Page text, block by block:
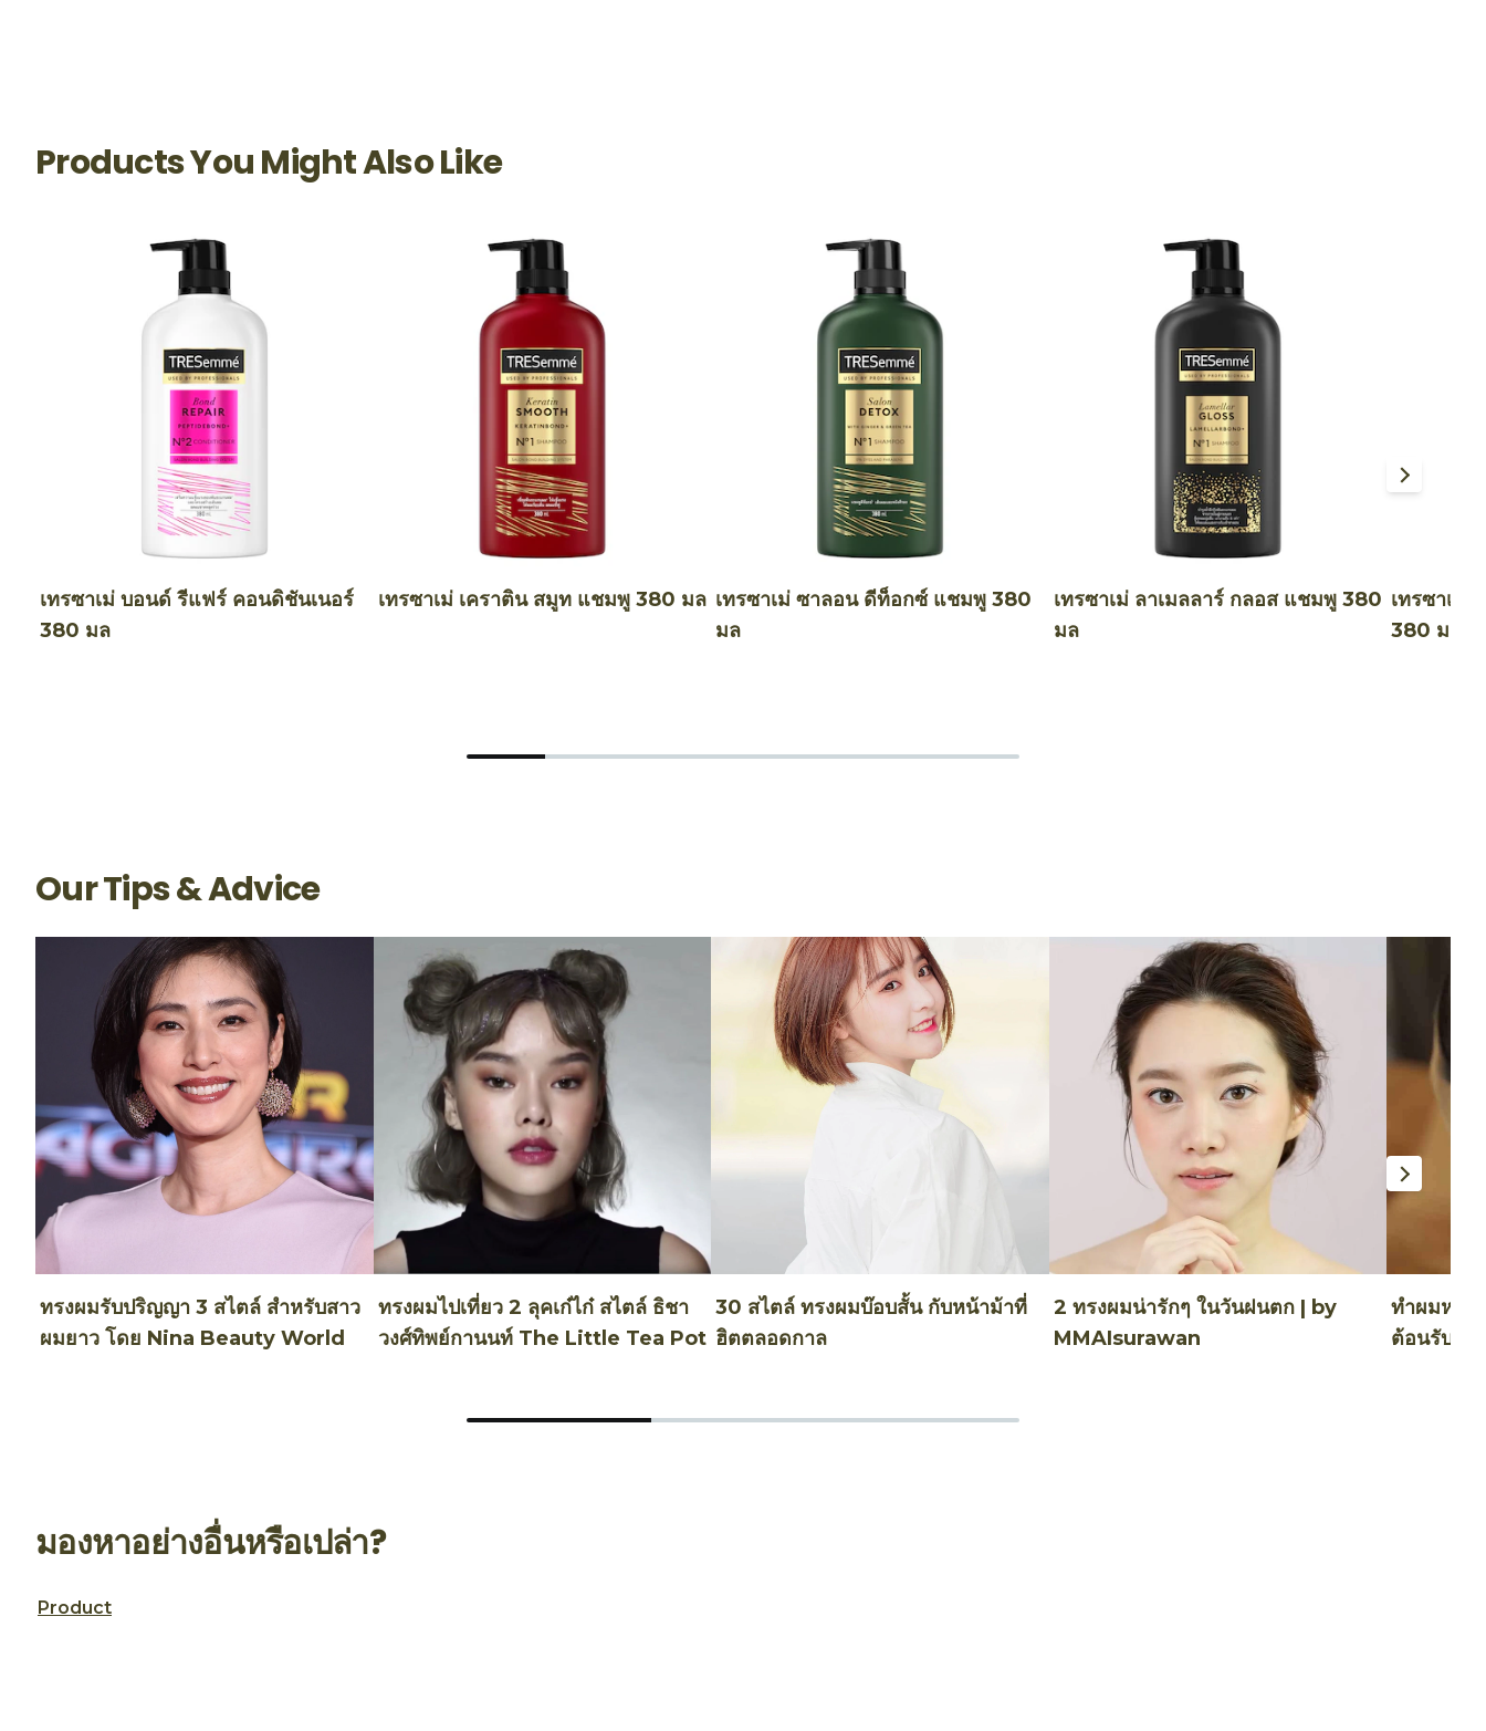
Products You Might Also Like
เทรซาเม่ บอนด์ รีแฟร์ คอนดิชันเนอร์
380 มล
เทรซาเม่ เคราติน สมูท แชมพู 380 มล เทรซาเม่ ซาลอน ดีท็อกซ์ แชมพู 380
มล
เทรซาเม่ ลาเมลลาร์ กลอส แชมพู 380
มล
เทรซาเม่
380 มล
Our Tips & Advice
ทรงผมรับปริญญา 3 สไตล์ สำหรับสาว
ผมยาว โดย Nina Beauty World
ทรงผมไปเที่ยว 2 ลุคเก๋ไก๋ สไตล์ ธิชา
วงศ์ทิพย์กานนท์ The Little Tea Pot
30 สไตล์ ทรงผมบ๊อบสั้น กับหน้าม้าที่
ฮิตตลอดกาล
2 ทรงผมน่ารักๆ ในวันฝนตก | by
MMAIsurawan
ทำผมหาง
ต้อนรับเปิ
มองหาอย่างอื่นหรือเปล่า?
Product